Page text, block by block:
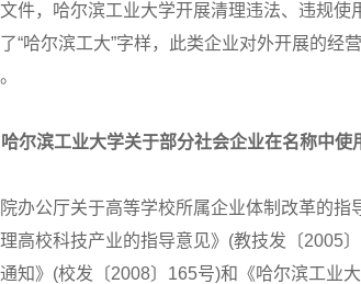
件，哈尔滨工业大学开展清理违法、违规
“哈尔滨工大”字样，此类企业对外开展的经
哈尔滨工业大学关于部分社会企业在名称中使
公厅关于高等学校所属企业体制改革的指
高校科技产业的指导意见》(教技发〔2005
知》(校发〔2008〕165号)和《哈尔滨工业